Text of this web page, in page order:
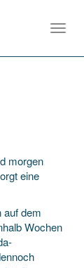
morgen
eine
auf dem
Wochen